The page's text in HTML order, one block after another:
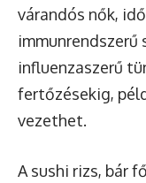
várandós nők,
immunrendszerű
influenzaszerű
fertőzésekig,
vezethet.
A sushi rizs, bár